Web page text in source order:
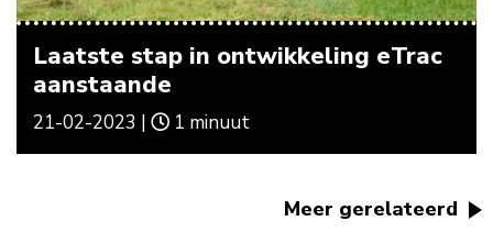
Laatste stap in ontwikkeling eTrac
aanstaande
21-02-2023 | 1 minuut
Meer gerelateerd